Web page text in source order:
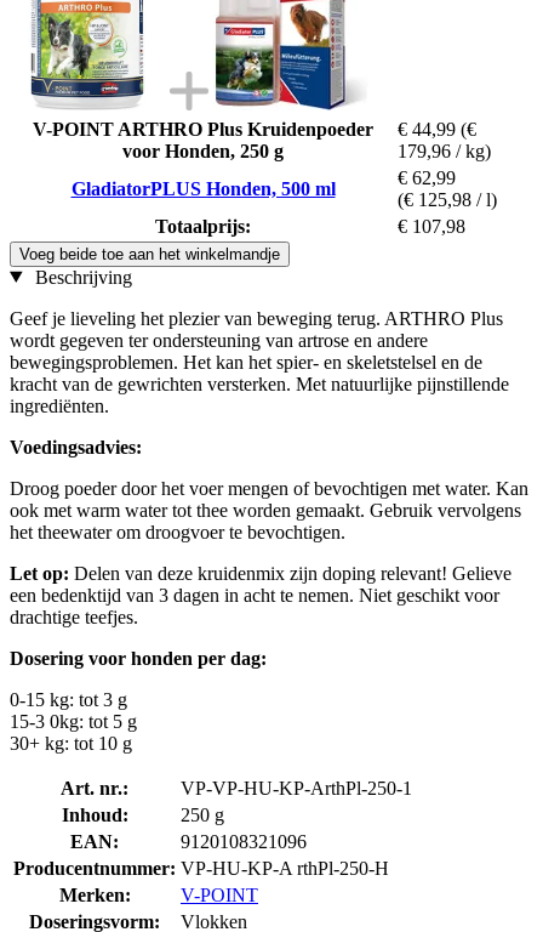
V-POINT ARTHRO Plus Kruidenpoeder
voor Honden, 250 g
€ 44,99 (€
179,96 / kg)
GladiatorPLUS Honden, 500 ml
€ 62,99
(€ 125,98 / l)
Totaalprijs:
€ 107,98
Voeg beide toe aan het winkelmandje
Beschrijving
Geef je lieveling het plezier van beweging terug. ARTHRO Plus
wordt gegeven ter ondersteuning van artrose en andere
bewegingsproblemen. Het kan het spier- en skeletstelsel en de
kracht van de gewrichten versterken. Met natuurlijke pijnstillende
ingrediënten.
Voedingsadvies:
Droog poeder door het voer mengen of bevochtigen met water. Kan
ook met warm water tot thee worden gemaakt. Gebruik vervolgens
het theewater om droogvoer te bevochtigen.
Let op: Delen van deze kruidenmix zijn doping relevant! Gelieve
een bedenktijd van 3 dagen in acht te nemen. Niet geschikt voor
drachtige teefjes.
Dosering voor honden per dag:
0-15 kg: tot 3 g
15-3 0kg: tot 5 g
30+ kg: tot 10 g
Art. nr.:
VP-VP-HU-KP-ArthPl-250-1
Inhoud:
250 g
EAN:
9120108321096
Producentnummer: VP-HU-KP-A rthPl-250-H
Merken:
V-POINT
Doseringsvorm:
Vlokken